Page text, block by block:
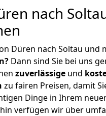
nach
Düren nach Soltau und
Dann sind Sie bei uns
zuverlässige und
zu fairen Preisen, damit
Dinge in Ihrem
verfügen wir über